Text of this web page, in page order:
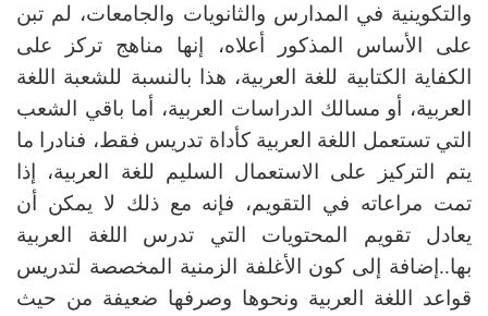
والتكوينية في المدارس والثانويات والجامعات، لم تبن
على الأساس المذكور أعلاه، إنها مناهج تركز على
الكفاية الكتابية للغة العربية، هذا بالنسبة للشعبة اللغة
العربية، أو مسالك الدراسات العربية، أما باقي الشعب
التي تستعمل اللغة العربية كأداة تدريس فقط، فنادرا ما
يتم التركيز على الاستعمال السليم للغة العربية، إذا
تمت مراعاته في التقويم، فإنه مع ذلك لا يمكن أن
يعادل تقويم المحتويات التي تدرس اللغة العربية
بها..إضافة إلى كون الأغلفة الزمنية المخصصة لتدريس
قواعد اللغة العربية ونحوها وصرفها ضعيفة من حيث